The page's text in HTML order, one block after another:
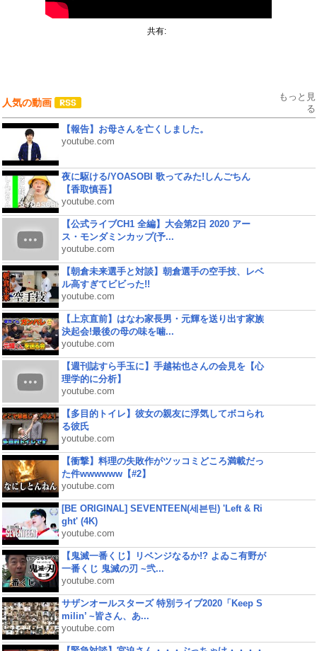
共有:
人気の動画
もっと見
る
【報告】お母さんを亡くしました。
youtube.com
夜に駆ける/YOASOBI 歌ってみた!しんごちん
【香取慎吾】
youtube.com
【公式ライブCH1 全編】大会第2日 2020 アー
ス・モンダミンカップ(予...
youtube.com
【朝倉未来選手と対談】朝倉選手の空手技、レベ
ル高すぎてビビった!!
youtube.com
【上京直前】はなわ家長男・元輝を送り出す家族
決起会!最後の母の味を噛...
youtube.com
【週刊誌すら手玉に】手越祐也さんの会見を【心
理学的に分析】
youtube.com
【多目的トイレ】彼女の親友に浮気してボコられ
る彼氏
youtube.com
【衝撃】料理の失敗作がツッコミどころ満載だっ
た件wwwwww【#2】
youtube.com
[BE ORIGINAL] SEVENTEEN(세븐틴) 'Left & Ri
ght' (4K)
youtube.com
【鬼滅一番くじ】リベンジなるか!? よゐこ有野が
一番くじ 鬼滅の刃 ~弐...
youtube.com
サザンオールスターズ 特別ライブ2020「Keep S
milin’ ~皆さん、あ...
youtube.com